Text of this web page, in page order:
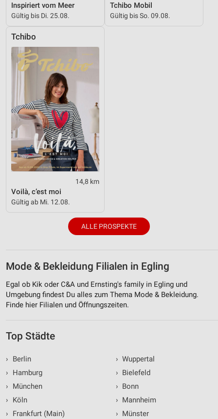
Inspiriert vom Meer
Gültig bis Di. 25.08.
Tchibo Mobil
Gültig bis So. 09.08.
Tchibo
14,8 km
Voilà, c’est moi
Gültig ab Mi. 12.08.
ALLE PROSPEKTE
Mode & Bekleidung Filialen in Egling
Egal ob Kik oder C&A und Ernsting's family in Egling und
Umgebung findest Du alles zum Thema Mode & Bekleidung.
Finde hier Filialen und Öffnungszeiten.
Top Städte
›
Berlin
›
Hamburg
›
München
›
Köln
›
Frankfurt (Main)
› Wuppertal
› Bielefeld
› Bonn
› Mannheim
› Münster